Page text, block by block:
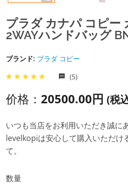
プラダ カナパ コピー
2WAYハンドバッグ
ブランド: プラダ コピー
(5)
价格： 20500.00円 (税
いつも当店をお利用いただき誠に
levelkopiは安心して購入いただけ
て。
数量